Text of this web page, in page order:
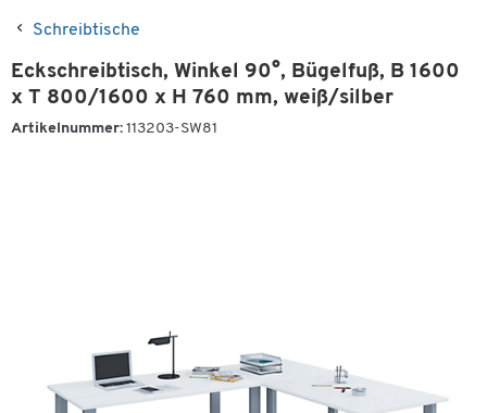
Schreibtische
Eckschreibtisch, Winkel 90°, Bügelfuß, B 1600
x T 800/1600 x H 760 mm, weiß/silber
Artikelnummer: 113203-SW81